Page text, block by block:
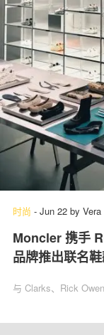
时尚 - Jun 22 by Vera
Moncler 携手
品牌推出联名
与 Clarks、Rick